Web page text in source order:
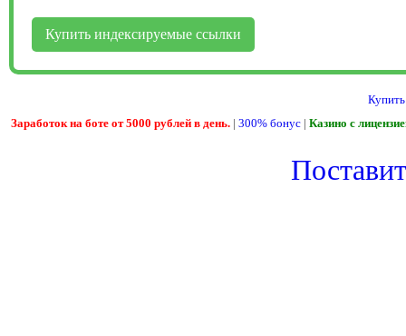
Купить индексируемые ссылки
Заработок на боте от 5000 рублей в день. | 300% бонус | Казино с